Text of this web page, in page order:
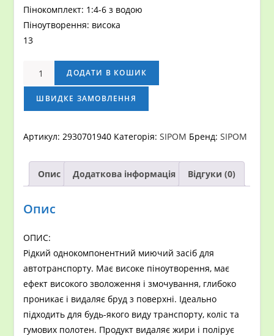
Пінокомплект: 1:4-6 з водою
Піноутворення: висока
13
Активная
Sipom
SPIDER,
25
ДОДАТИ В КОШИК
ШВИДКЕ ЗАМОВЛЕННЯ
Артикул:2930701940 Категорія:SIPOM Бренд:SIPOM
Опис Додаткова інформація Відгуки (0)
Опис
ОПИС:
Рідкий однокомпонентний миючий засіб для
автотранспорту. Має високе піноутворення, має
ефект високого зволоження і змочування, глибоко
проникає і видаляє бруд з поверхні. Ідеально
підходить для будь-якого виду транспорту, коліс та
гумових полотен. Продукт видаляє жири і полірує